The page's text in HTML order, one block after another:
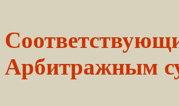
Арбитражным